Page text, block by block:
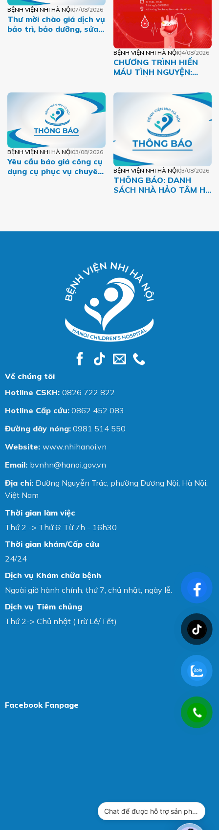
BỆNH VIỆN NHI HÀ NỘI07/08/2026
Thư mời chào giá dịch vụ
bảo trì, bảo dưỡng, sửa
BỆNH VIỆN NHI HÀ NỘI04/08/2026
CHƯƠNG TRÌNH HIẾN
MÁU TÌNH NGUYỆN:
TÁM – MỘT DÒNG MÁU
BỆNH VIỆN NHI HÀ NỘI03/08/2026
Yêu cầu báo giá công cụ
dụng cụ phục vụ chuyên
BỆNH VIỆN NHI HÀ NỘI03/08/2026
THÔNG BÁO: DANH
SÁCH NHÀ HẢO TÂM HỖ
Về chúng tôi
Hotline CSKH: 0826 722 822
Hotline Cấp cứu: 0862 452 083
Đường dây nóng: 0981 514 550
Website: www.nhihanoi.vn
Email: bvnhn@hanoi.gov.vn
Địa chỉ: Đường Nguyễn Trác, phường Dương Nội, Hà Nội,
Việt Nam
Thời gian làm việc
Thứ 2 -> Thứ 6: Từ 7h - 16h30
Thời gian khám/Cấp cứu
24/24
Dịch vụ Khám chữa bệnh
Ngoài giờ hành chính, thứ 7, chủ nhật, ngày lễ.
Dịch vụ Tiêm chủng
Thứ 2-> Chủ nhật (Trừ Lễ/Tết)
Facebook Fanpage
Chat để được hỗ trợ sản phẩm